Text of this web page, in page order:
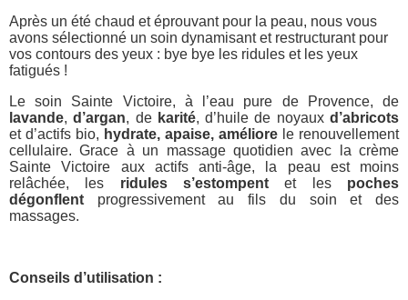
Après un été chaud et éprouvant pour la peau, nous vous
avons sélectionné un soin dynamisant et restructurant pour
vos contours des yeux : bye bye les ridules et les yeux
fatigués !
Le soin Sainte Victoire, à l’eau pure de Provence, de
lavande,d’argan, de karité, d’huile de noyauxd’abricots
et d’actifs bio, hydrate, apaise, améliore le renouvellement
cellulaire. Grace à un massage quotidien avec la crème
Sainte Victoire aux actifs anti-âge, la peau est moins
relâchée, les ridules s’estompent et les poches
dégonflent progressivement au fils du soin et des
massages.
Conseils d’utilisation :